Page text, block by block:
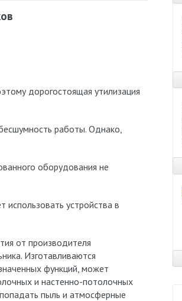
дорогостоящая утилизация
работы. Однако,
оборудования не
использовать устройства в
от производителя
Изготавливаются
функций, может
и настенно-потолочных
пыль и атмосферные